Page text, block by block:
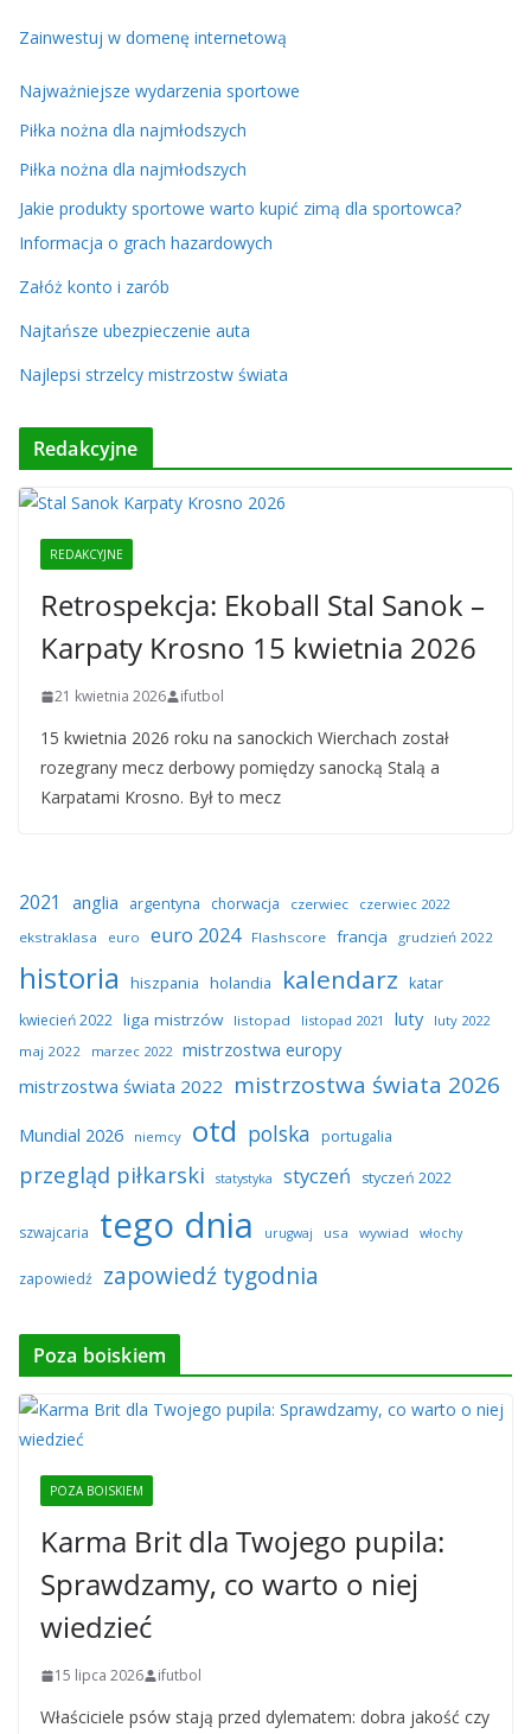
Zainwestuj w domenę internetową
Najważniejsze wydarzenia sportowe
Piłka nożna dla najmłodszych
Piłka nożna dla najmłodszych
Jakie produkty sportowe warto kupić zimą dla sportowca?
Informacja o grach hazardowych
Załóż konto i zarób
Najtańsze ubezpieczenie auta
Najlepsi strzelcy mistrzostw świata
Redakcyjne
REDAKCYJNE
Retrospekcja: Ekoball Stal Sanok –
Karpaty Krosno 15 kwietnia 2026
21 kwietnia 2026 ifutbol
15 kwietnia 2026 roku na sanockich Wierchach został
rozegrany mecz derbowy pomiędzy sanocką Stalą a
Karpatami Krosno. Był to mecz
2021 anglia argentyna chorwacja czerwiec
czerwiec 2022
ekstraklasa
euro euro 2024 Flashscore francja grudzień 2022
historia hiszpania holandia kalendarz katar
kwiecień 2022 liga mistrzów listopad listopad 2021 luty
luty 2022
maj 2022
marzec 2022 mistrzostwa europy
mistrzostwa świata 2022 mistrzostwa świata 2026
Mundial 2026 niemcy otd polska portugalia
przegląd piłkarski statystyka styczeń styczeń 2022
szwajcaria tego dnia urugwaj usa wywiad włochy
zapowiedź zapowiedź tygodnia
Poza boiskiem
POZA BOISKIEM
Karma Brit dla Twojego pupila:
Sprawdzamy, co warto o niej
wiedzieć
15 lipca 2026 ifutbol
Właściciele psów stają przed dylematem: dobra jakość czy